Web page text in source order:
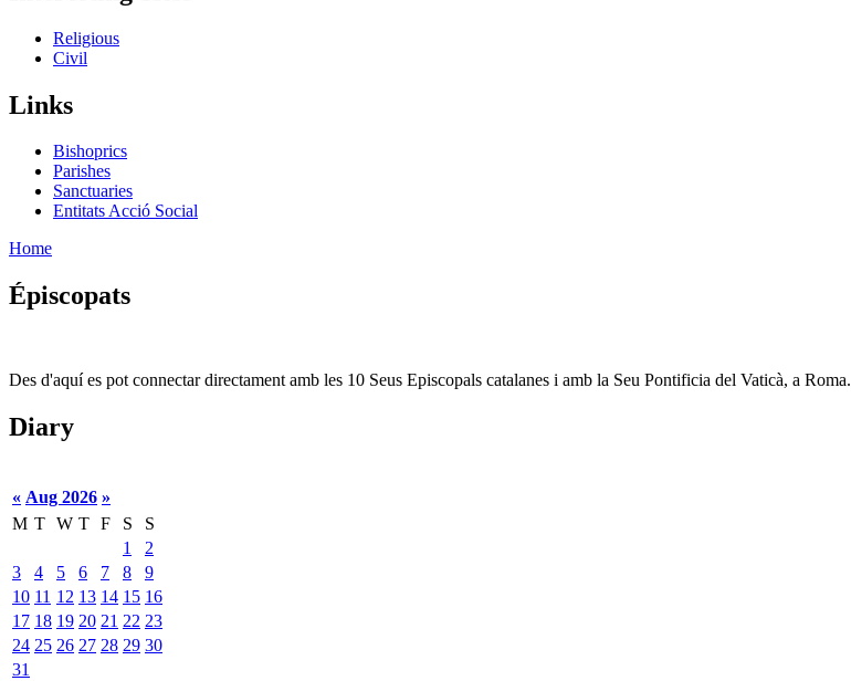
Religious
Civil
Links
Bishoprics
Parishes
Sanctuaries
Entitats Acció Social
Home
Épiscopats
Des d'aquí es pot connectar directament amb les 10 Seus Episcopals catalanes i amb la Seu Pontificia del Vaticà, a Roma.
Diary
« Aug 2026 »
M T W T F S
S
1
2
3
4 5 6 7 8
9
10 11 12 13 14 15 16
17 18 19 20 21 22 23
24 25 26 27 28 29 30
31